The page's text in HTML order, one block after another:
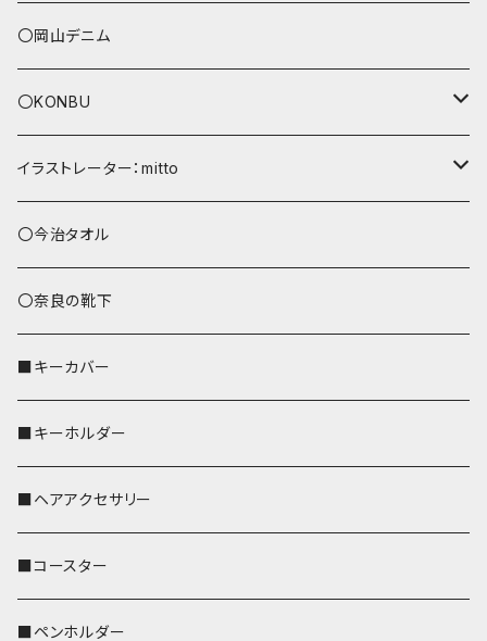
〇岡山デニム
〇KONBU
ショルダーバッグ
あずまバッグ
トートバッグ（L）
バッグインバッグ
イラストレーター：mitto
シマエナガ
ハシビロコウ
オカメインコ
歌うオカメちゃん
おかめ３兄弟
セキセイインコ
文鳥
鹿
ペンギン
〇今治タオル
〇奈良の靴下
■キーカバー
■キーホルダー
■ヘアアクセサリー
■コースター
■ペンホルダー